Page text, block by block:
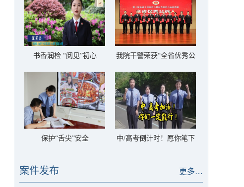
书香润检 “阅见”初心
我院干警荣获“全省优秀公
保护“舌尖”安全
中/高考倒计时！愿你笔下
更多…
案件发布